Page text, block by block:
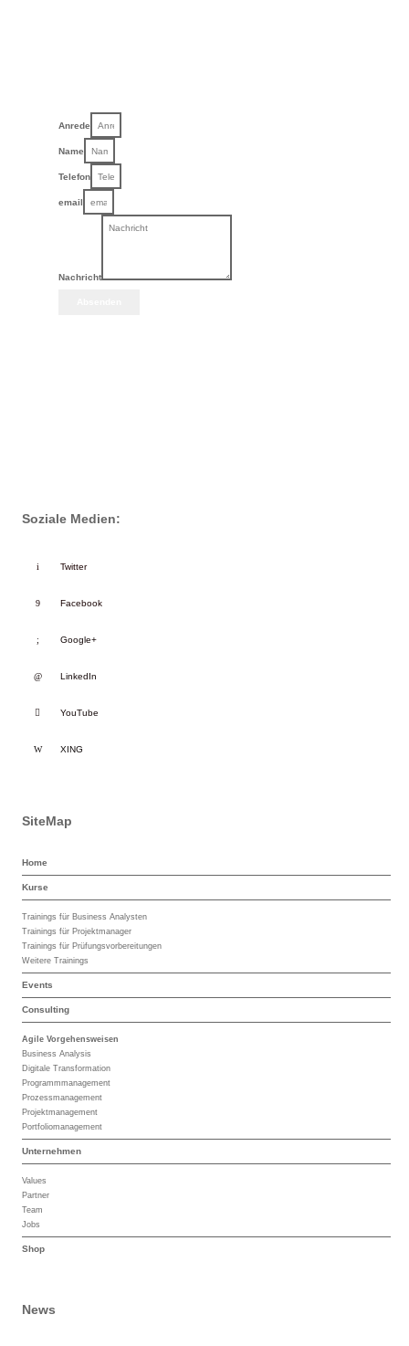
Anrede
Name
Telefon
email
Nachricht
Soziale Medien:
Twitter
Facebook
Google+
LinkedIn
YouTube
XING
SiteMap
Home
Kurse
Trainings für Business Analysten
Trainings für Projektmanager
Trainings für Prüfungsvorbereitungen
Weitere Trainings
Events
Consulting
Agile Vorgehensweisen
Business Analysis
Digitale Transformation
Programmmanagement
Prozessmanagement
Projektmanagement
Portfoliomanagement
Unternehmen
Values
Partner
Team
Jobs
Shop
News